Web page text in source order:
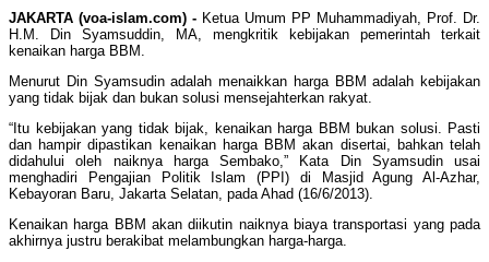
JAKARTA (voa-islam.com) - Ketua Umum PP Muhammadiyah, Prof. Dr.
H.M. Din Syamsuddin, MA, mengkritik kebijakan pemerintah terkait
kenaikan harga BBM.
Menurut Din Syamsudin adalah menaikkan harga BBM adalah kebijakan
yang tidak bijak dan bukan solusi mensejahterkan rakyat.
“Itu kebijakan yang tidak bijak, kenaikan harga BBM bukan solusi. Pasti
dan hampir dipastikan kenaikan harga BBM akan disertai, bahkan telah
didahului oleh naiknya harga Sembako,” Kata Din Syamsudin usai
menghadiri Pengajian Politik Islam (PPI) di Masjid Agung Al-Azhar,
Kebayoran Baru, Jakarta Selatan, pada Ahad (16/6/2013).
Kenaikan harga BBM akan diikutin naiknya biaya transportasi yang pada
akhirnya justru berakibat melambungkan harga-harga.